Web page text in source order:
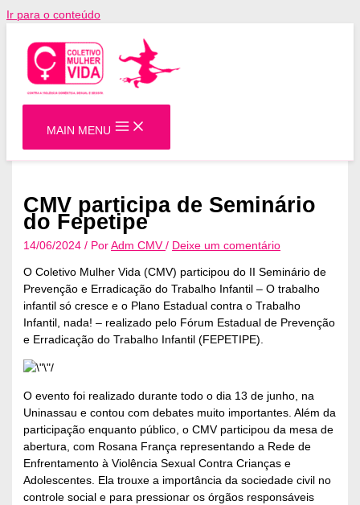
Ir para o conteúdo
MAIN MENU
CMV participa de Seminário
do Fepetipe
14/06/2024/ PorAdm CMV/ Deixe um comentário
O Coletivo Mulher Vida (CMV) participou do II Seminário de
Prevenção e Erradicação do Trabalho Infantil – O trabalho
infantil só cresce e o Plano Estadual contra o Trabalho
Infantil, nada! – realizado pelo Fórum Estadual de Prevenção
e Erradicação do Trabalho Infantil (FEPETIPE).
O evento foi realizado durante todo o dia 13 de junho, na
Uninassau e contou com debates muito importantes. Além da
participação enquanto público, o CMV participou da mesa de
abertura, com Rosana França representando a Rede de
Enfrentamento à Violência Sexual Contra Crianças e
Adolescentes. Ela trouxe a importância da sociedade civil no
controle social e para pressionar os órgãos responsáveis